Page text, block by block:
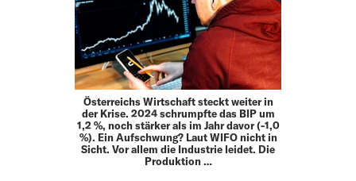
Österreichs Wirtschaft steckt weiter in
der Krise. 2024 schrumpfte das BIP um
1,2 %, noch stärker als im Jahr davor (-1,0
%). Ein Aufschwung? Laut WIFO nicht in
Sicht. Vor allem die Industrie leidet. Die
Produktion …